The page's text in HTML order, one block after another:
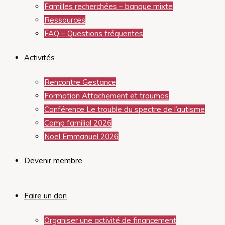
Familles recherchées – banque mixte
Ressources
FAQ – Questions fréquentes
Activités
Rencontre Gestance
Formation Attachement et traumas
Conférence Le trouble du spectre de l’autisme
Camp familial 2026
Noël Emmanuel 2026
Devenir membre
Faire un don
Organiser une activité de financement